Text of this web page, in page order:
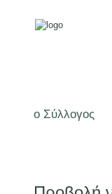
ο Σύλλογος